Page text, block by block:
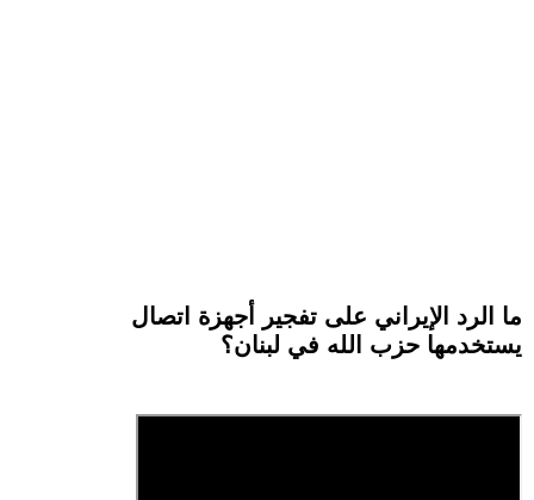
ما الرد الإيراني على تفجير أجهزة اتصال
يستخدمها حزب الله في لبنان؟